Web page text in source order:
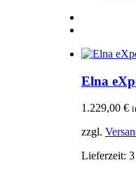
Elna
1.229,00 €
zzgl.
Lieferzeit: